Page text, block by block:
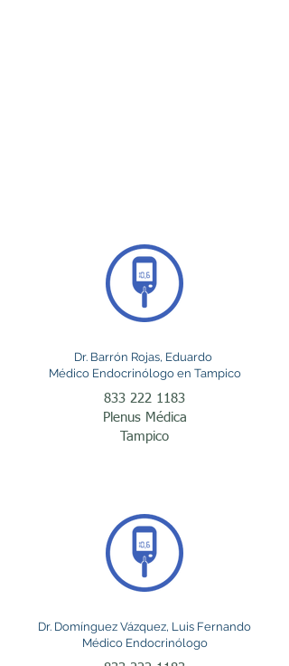
corporal, la presión arterial,
la glucosa en sangre y el
equilibrio de minerales. Si
buscas un endocrinólogo
en Tampico, Ciudad
Madero o Altamira, en esta
página encontrarás
enfermedades que con
mayor frecuencia atienden
estos especialistas.
La endocrinología es una
Dr. Barrón Rojas, Eduardo
Médico Endocrinólogo en Tampico
833 222 1183
Plenus Médica
Tampico
Dr. Domínguez Vázquez, Luis Fernando
Médico Endocrinólogo